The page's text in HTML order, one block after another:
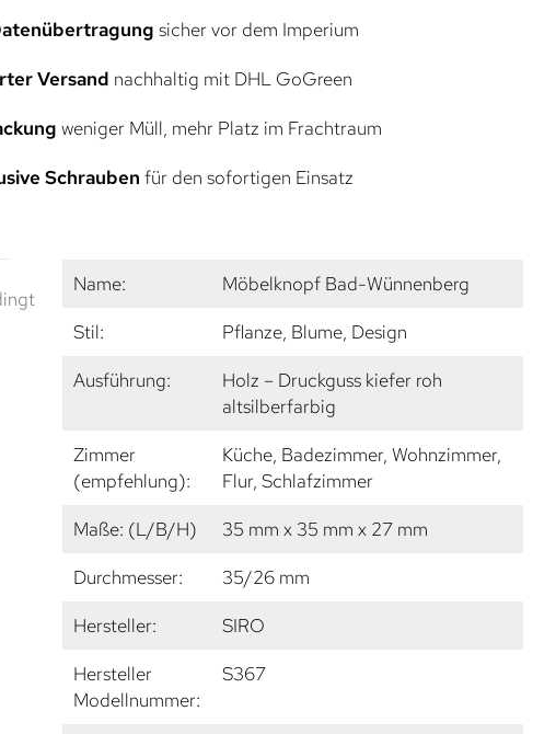
sicher vor dem Imperium
Versand nachhaltig mit DHL GoGreen
weniger Müll, mehr Platz im Frachtraum
Schrauben für den sofortigen Einsatz
Name:
Möbelknopf Bad-Wünnenberg
Stil:
Pflanze, Blume, Design
Ausführung:
Holz – Druckguss kiefer roh
altsilberfarbig
Zimmer
(empfehlung):
Küche, Badezimmer, Wohnzimmer,
Flur, Schlafzimmer
Maße: (L/B/H)
35 mm x 35 mm x 27 mm
Durchmesser:
35/26 mm
Hersteller:
SIRO
Hersteller
Modellnummer:
S367